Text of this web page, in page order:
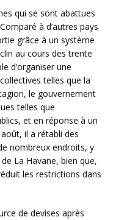
qui se sont abattues
à d’autres pays
grâce à un système
au cours des trente
d’organiser une
telles que la
le gouvernement
telles que
et en réponse à un
il a rétabli des
nombreux endroits, y
La Havane, bien que,
les restrictions dans
de devises après